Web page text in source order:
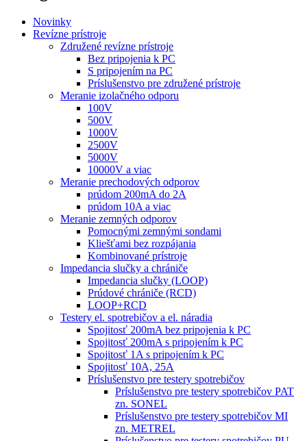
Novinky
Revízne prístroje
Združené revízne prístroje
Bez pripojenia k PC
S pripojením na PC
Príslušenstvo pre združené prístroje
Meranie izolačného odporu
100V
500V
1000V
2500V
5000V
10000V a viac
Meranie prechodových odporov
prúdom 200mA do 2A
prúdom 10A a viac
Meranie zemných odporov
Pomocnými zemnými sondami
Kliešťami bez rozpájania
Kombinované prístroje
Impedancia slučky a chrániče
Impedancia slučky (LOOP)
Prúdové chrániče (RCD)
LOOP+RCD
Testery el. spotrebičov a el. náradia
Spojitosť 200mA bez pripojenia k PC
Spojitosť 200mA s pripojením k PC
Spojitosť 1A s pripojením k PC
Spojitosť 10A, 25A
Príslušenstvo pre testery spotrebičov
Príslušenstvo pre testery spotrebičov PAT
zn. SONEL
Príslušenstvo pre testery spotrebičov MI
zn. METREL